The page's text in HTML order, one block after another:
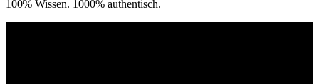
100% Wissen. 1000% authentisch.